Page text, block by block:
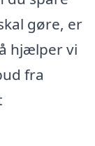
gøre, er
hjælper vi
fra